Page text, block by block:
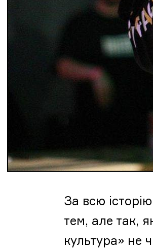
За всю
тем, але так,
культура» не